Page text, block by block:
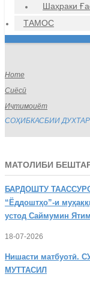
Шаҳраки
ТАМОС
Home
Сиёсӣ
Иҷтимоиёт
СОҲИБКАСБИИ
МАТОЛИБИ
БАРДОШТУ
“Ёддоштҳо”-и
устод Саймумин
18-07-2026
Нишасти матбуотӣ.
МУТТАСИЛ